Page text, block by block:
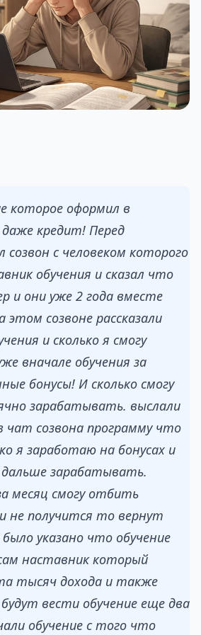
которое оформил в
даже кредит! Перед
созвон с человеком которого
обучения и сказал что
и они уже 2 года вместе
созвоне рассказали
и сколько я смогу
вначале обучения за
бонусы! И сколько смогу
зарабатывать. выслали
чат созвона программу что
я заработаю на бонусах и
дальше зарабатывать.
месяц смогу отбить
не получится то вернут
указано что обучение
наставник который
тысяч дохода и также
вести обучение еще два
обучение с того что